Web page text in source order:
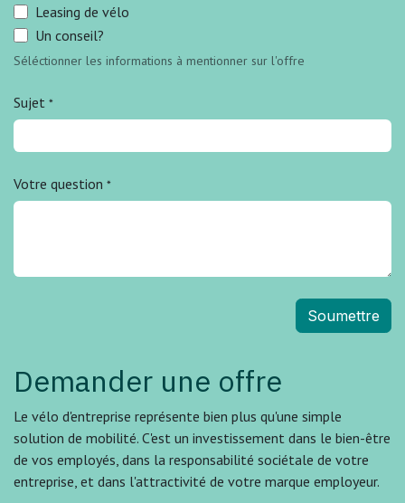
Leasing de vélo
Un conseil?
Séléctionner les informations à mentionner sur l'offre
Sujet *
Votre question *
Soumettre
Demander une offre
Le vélo d'entreprise représente bien plus qu'une simple
solution de mobilité. C'est un investissement dans le bien-être
de vos employés, dans la responsabilité sociétale de votre
entreprise, et dans l'attractivité de votre marque employeur.